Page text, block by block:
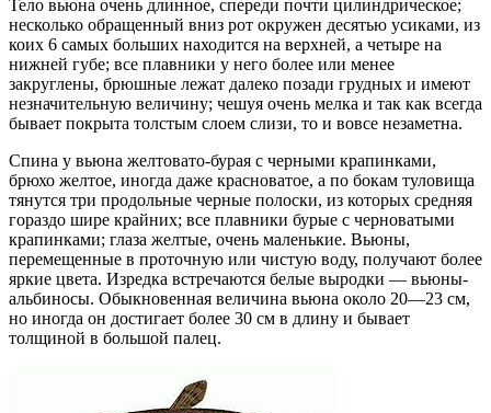
Тело вьюна очень длинное, спереди почти цилиндрическое;
несколько обращенный вниз рот окружен десятью усиками, из
коих 6 самых больших находится на верхней, а четыре на
нижней губе; все плавники у него более или менее
закруглены, брюшные лежат далеко позади грудных и имеют
незначительную величину; чешуя очень мелка и так как всегда
бывает покрыта толстым слоем слизи, то и вовсе незаметна.
Спина у вьюна желтовато-бурая с черными крапинками,
брюхо желтое, иногда даже красноватое, а по бокам туловища
тянутся три продольные черные полоски, из которых средняя
гораздо шире крайних; все плавники бурые с черноватыми
крапинками; глаза желтые, очень маленькие. Вьюны,
перемещенные в проточную или чистую воду, получают более
яркие цвета. Изредка встречаются белые выродки — вьюны-
альбиносы. Обыкновенная величина вьюна около 20—23 см,
но иногда он достигает более 30 см в длину и бывает
толщиной в большой палец.